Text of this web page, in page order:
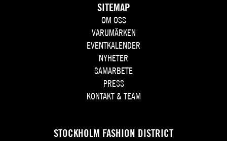
SITEMAP
OM OSS
VARUMÄRKEN
EVENTKALENDER
NYHETER
SAMARBETE
PRESS
KONTAKT & TEAM
STOCKHOLM FASHION DISTRICT